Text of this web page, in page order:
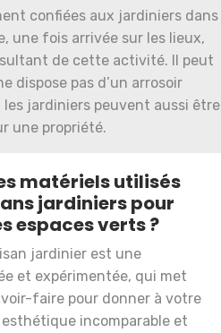
confiées aux jardiniers dans
une fois arrivée sur les lieux,
de cette activité. Il peut
dispose pas d’un arrosoir
les jardiniers peuvent aussi être
une propriété.
matériels utilisés
jardiniers pour
espaces verts ?
jardinier est une
et expérimentée, qui met
faire pour donner à votre
incomparable et